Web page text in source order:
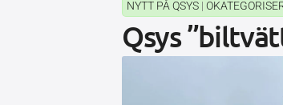
NYTT PÅ QSYS |
Qsys